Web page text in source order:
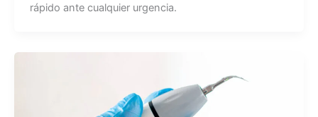
rápido ante cualquier urgencia.